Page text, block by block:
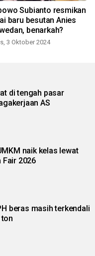
Subianto resmikan
baru besutan Anies
benarkah?
3 Oktober 2024
di tengah pasar
AS
naik kelas lewat
Fair 2026
beras masih terkendali